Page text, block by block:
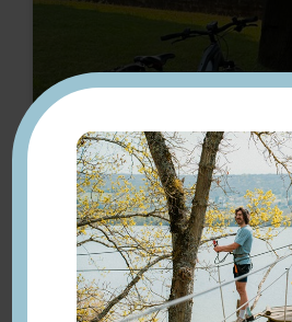
Randonnée à
Meulan à Triel-
de gare en gare